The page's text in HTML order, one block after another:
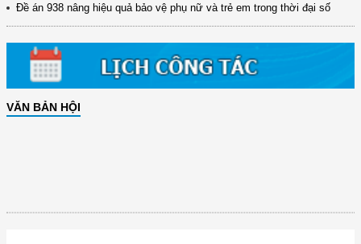
Đề án 938 nâng hiệu quả bảo vệ phụ nữ và trẻ em trong thời đại số
VĂN BẢN HỘI